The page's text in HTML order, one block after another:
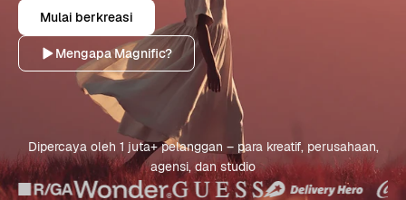
Mulai berkreasi
Mengapa Magnific?
Dipercaya oleh 1 juta+ pelanggan – para kreatif, perusahaan,
agensi, dan studio